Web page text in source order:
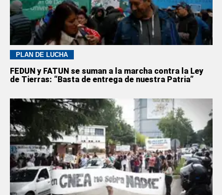
PLAN DE LUCHA
FEDUN y FATUN se suman a la marcha contra la Ley
de Tierras: “Basta de entrega de nuestra Patria”